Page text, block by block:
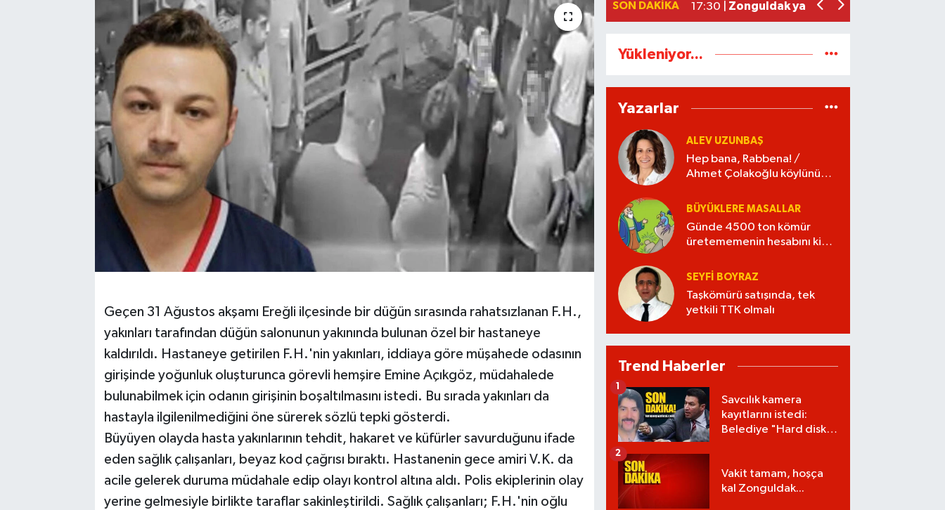
Geçen 31 Ağustos akşamı Ereğli ilçesinde bir düğün sırasında rahatsızlanan F.H.,
yakınları tarafından düğün salonunun yakınında bulunan özel bir hastaneye
kaldırıldı. Hastaneye getirilen F.H.'nin yakınları, iddiaya göre müşahede odasının
girişinde yoğunluk oluşturunca görevli hemşire Emine Açıkgöz, müdahalede
bulunabilmek için odanın girişinin boşaltılmasını istedi. Bu sırada yakınları da
hastayla ilgilenilmediğini öne sürerek sözlü tepki gösterdi.
Büyüyen olayda hasta yakınlarının tehdit, hakaret ve küfürler savurduğunu ifade
eden sağlık çalışanları, beyaz kod çağrısı bıraktı. Hastanenin gece amiri V.K. da
acile gelerek duruma müdahale edip olayı kontrol altına aldı. Polis ekiplerinin olay
yerine gelmesiyle birlikte taraflar sakinleştirildi. Sağlık çalışanları; F.H.'nin oğlu
SON DAKIKA
17:30 | Zonguldak yaya geçidinde feci kaza:
Yükleniyor...
Yazarlar
ALEV UZUNBAŞ
Hep bana, Rabbena! /
Ahmet Çolakoğlu köylünün
BÜYÜKLERE MASALLAR
Günde 4500 ton kömür
üretememenin hesabını kim
SEYFI BOYRAZ
Taşkömürü satışında, tek
yetkili TTK olmalı
Trend Haberler
Savcılık kamera
kayıtlarını istedi:
Belediye "Hard disk
1
Vakit tamam, hoşça
kal Zonguldak...
2
Zonguldak